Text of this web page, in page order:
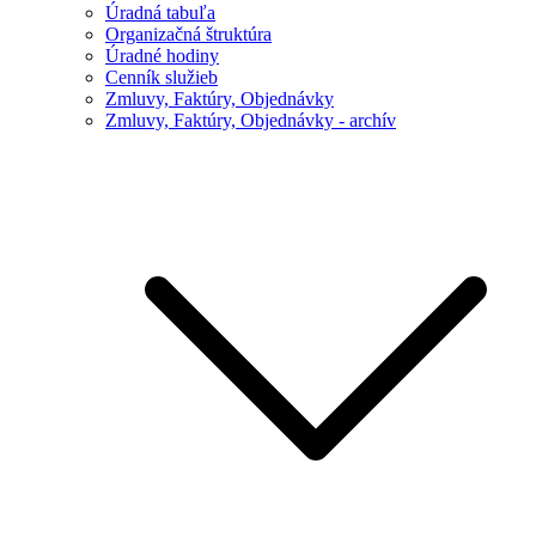
Úradná tabuľa
Organizačná štruktúra
Úradné hodiny
Cenník služieb
Zmluvy, Faktúry, Objednávky
Zmluvy, Faktúry, Objednávky - archív